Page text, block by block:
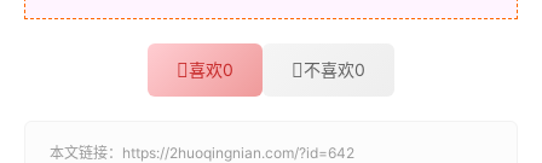
喜欢0 不喜欢0
本文链接： https://2huoqingnian.com/?id=642